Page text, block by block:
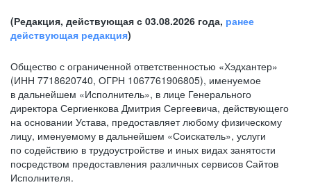
(Редакция, действующая с 03.08.2026 года, ранее
действующая редакция)
Общество с ограниченной ответственностью «Хэдхантер»
(ИНН 7718620740, ОГРН 1067761906805), именуемое
в дальнейшем «Исполнитель», в лице Генерального
директора Сергиенкова Дмитрия Сергеевича, действующего
на основании Устава, предоставляет любому физическому
лицу, именуемому в дальнейшем «Соискатель», услуги
по содействию в трудоустройстве и иных видах занятости
посредством предоставления различных сервисов Сайтов
Исполнителя.